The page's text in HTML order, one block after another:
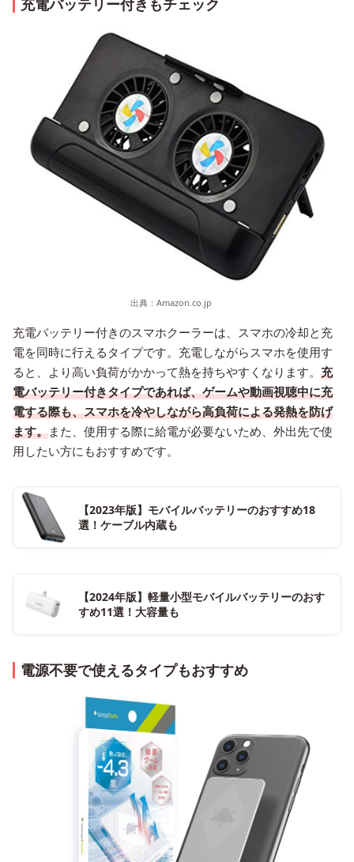
充電バッテリー付きもチェック
出典： Amazon.co.jp
充電バッテリー付きのスマホクーラーは、スマホの冷却と充
電を同時に行えるタイプです。充電しながらスマホを使用す
ると、より高い負荷がかかって熱を持ちやすくなります。 充
電バッテリー付きタイプであれば、ゲームや動画視聴中に充
電する際も、スマホを冷やしながら高負荷による発熱を防げ
ます。また、使用する際に給電が必要ないため、外出先で使
用したい方にもおすすめです。
【2023年版】モバイルバッテリーのおすすめ18
選！ケーブル内蔵も
【2024年版】軽量小型モバイルバッテリーのおす
すめ11選！大容量も
電源不要で使えるタイプもおすすめ